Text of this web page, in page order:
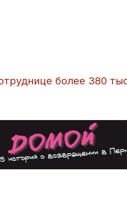
более 380